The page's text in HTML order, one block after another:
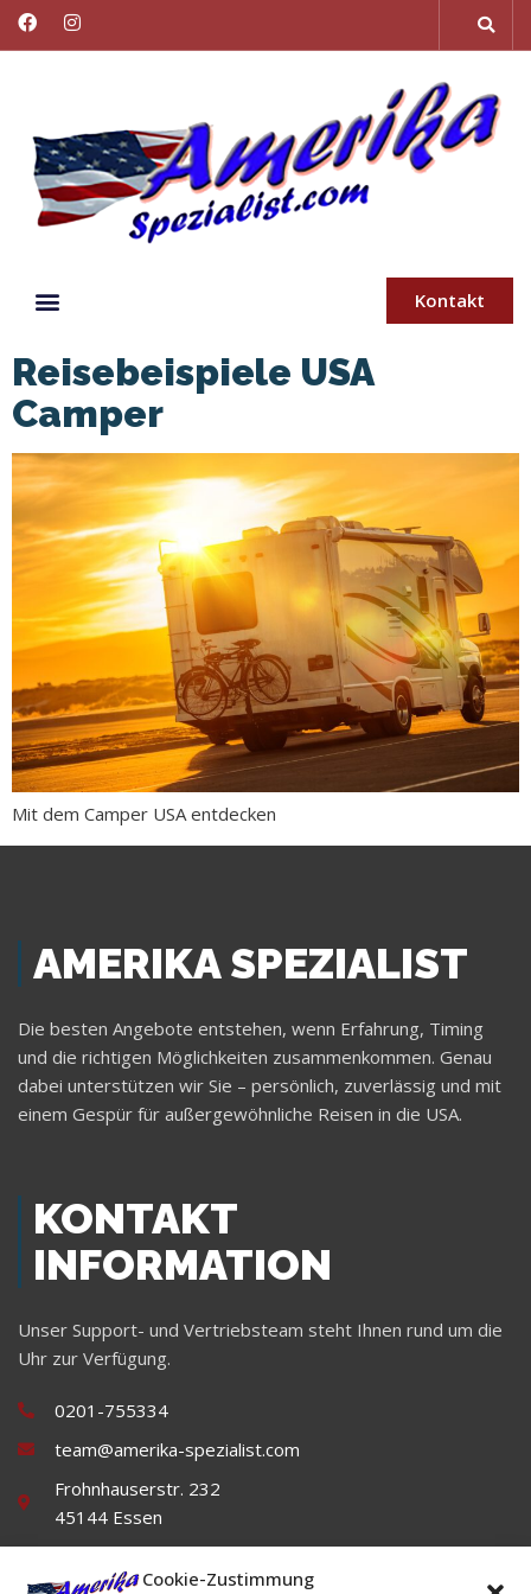
Cookie-Zustimmung
Kontakt
Reisebeispiele USA
Camper
Mit dem Camper USA entdecken
AMERIKA SPEZIALIST
Die besten Angebote entstehen, wenn Erfahrung, Timing
und die richtigen Möglichkeiten zusammenkommen. Genau
dabei unterstützen wir Sie – persönlich, zuverlässig und mit
einem Gespür für außergewöhnliche Reisen in die USA.
KONTAKT
INFORMATION
Unser Support- und Vertriebsteam steht Ihnen rund um die
Uhr zur Verfügung.
0201-755334
team@amerika-spezialist.com
Frohnhauserstr. 232
45144 Essen